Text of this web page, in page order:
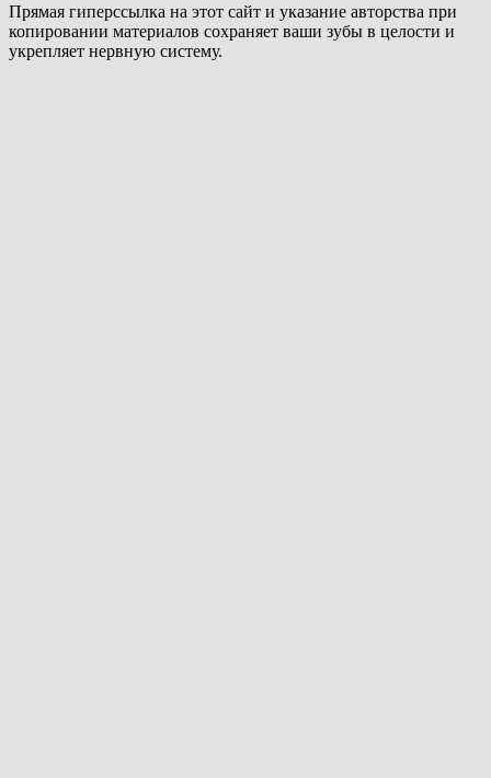
Прямая гиперссылка на этот сайт и указание авторства при
копировании материалов сохраняет ваши зубы в целости и
укрепляет нервную систему.